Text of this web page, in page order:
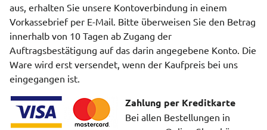
aus, erhalten Sie unsere Kontoverbindung in einem
Vorkassebrief per E-Mail. Bitte überweisen Sie den Betrag
innerhalb von 10 Tagen ab Zugang der
Auftragsbestätigung auf das darin angegebene Konto. Die
Ware wird erst versendet, wenn der Kaufpreis bei uns
eingegangen ist.
Zahlung per Kreditkarte
Bei allen Bestellungen in